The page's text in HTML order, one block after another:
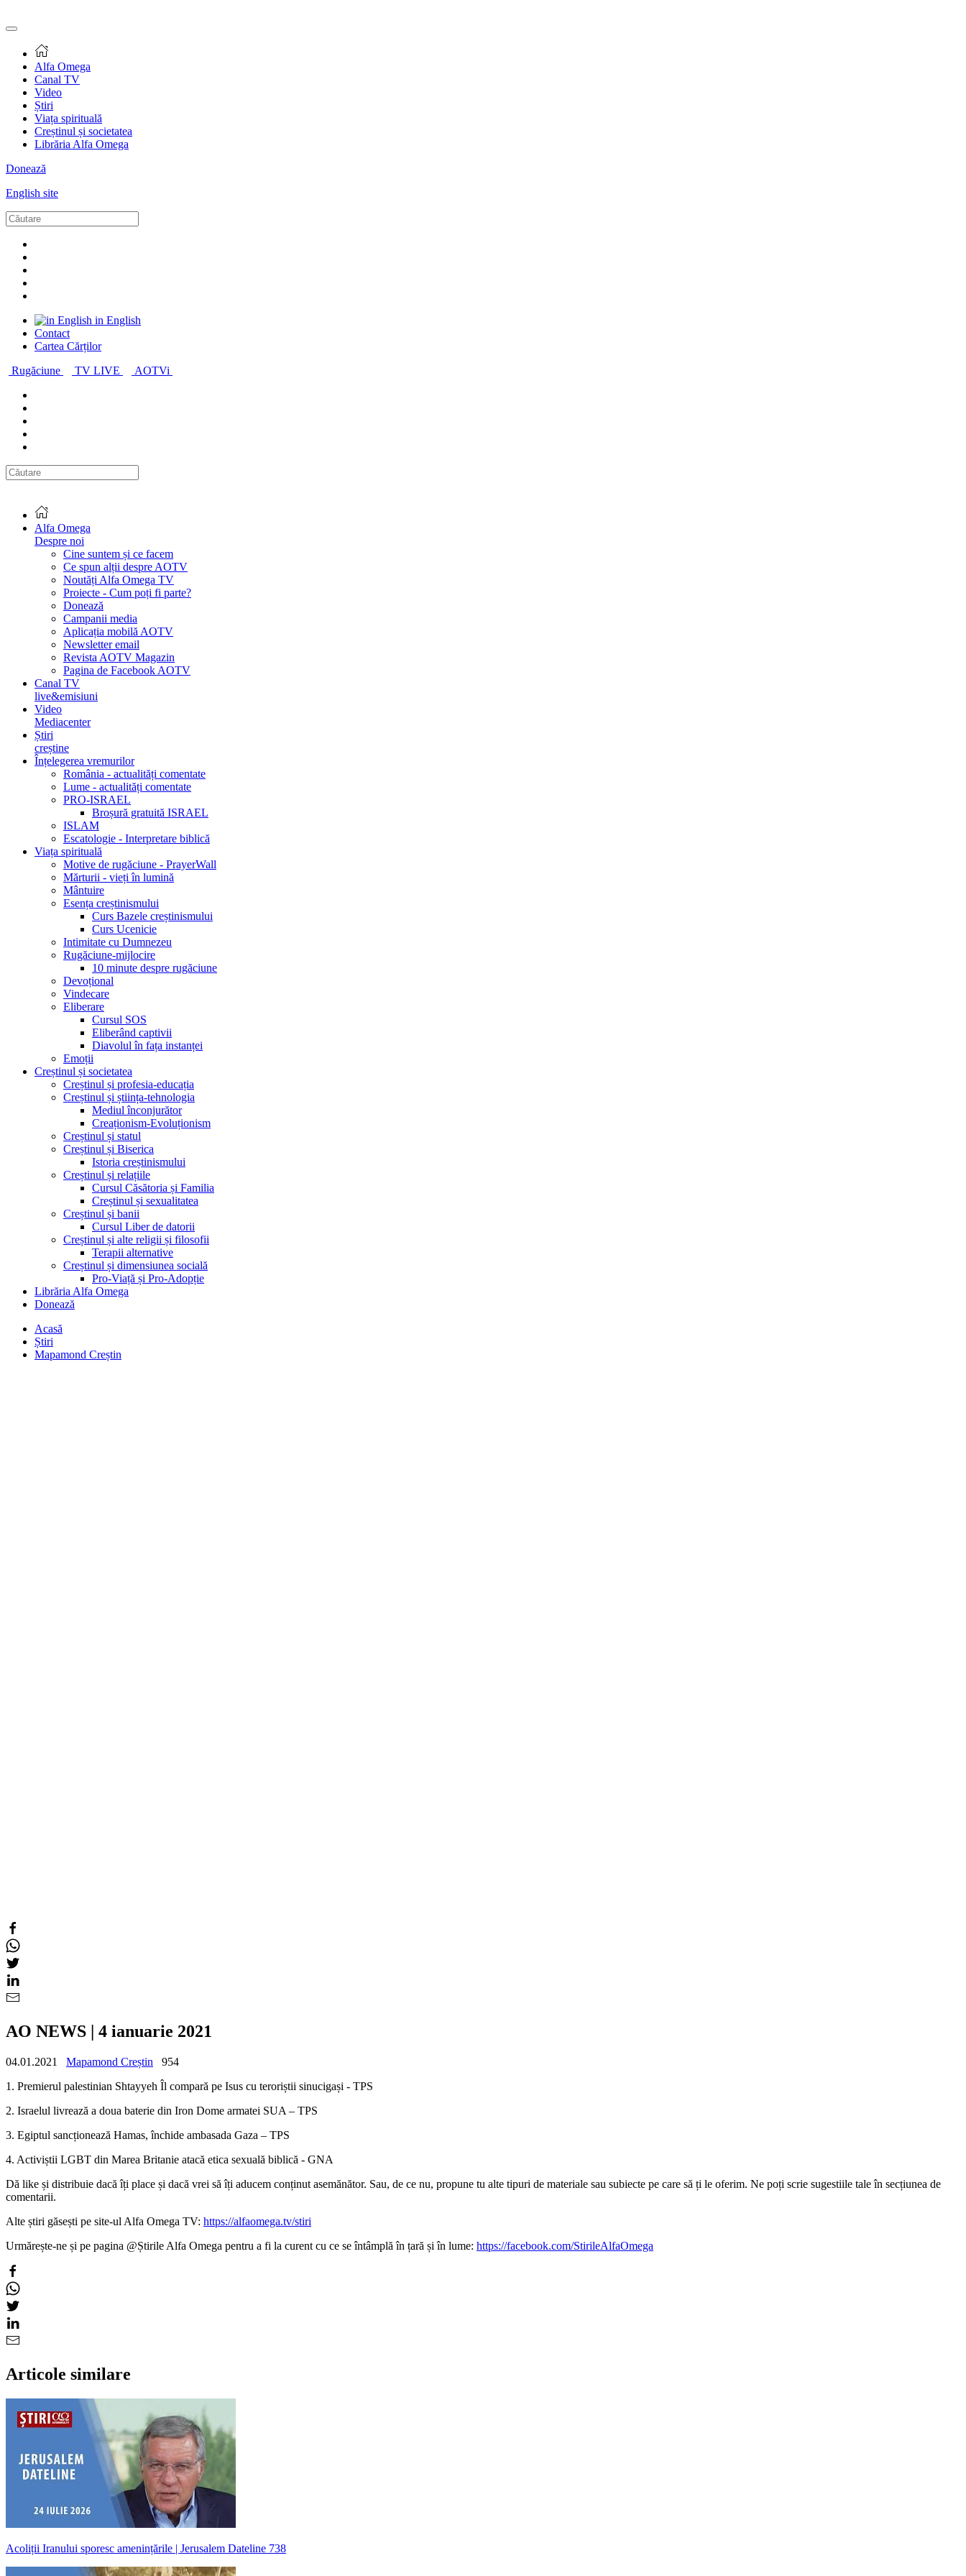
Alfa Omega
Canal TV
Video
Știri
Viața spirituală
Creștinul și societatea
Librăria Alfa Omega
Donează
English site
in English
Contact
Cartea Cărților
Rugăciune
TV LIVE AOTVi
Alfa Omega
Despre noi
Cine suntem și ce facem
Ce spun alții despre AOTV
Noutăți Alfa Omega TV
Proiecte - Cum poți fi parte?
Donează
Campanii media
Aplicația mobilă AOTV
Newsletter email
Revista AOTV Magazin
Pagina de Facebook AOTV
Canal TV
live&emisiuni
Video
Mediacenter
Știri
creștine
Înțelegerea vremurilor
România - actualități comentate
Lume - actualități comentate
PRO-ISRAEL
Broșură gratuită ISRAEL
ISLAM
Escatologie - Interpretare biblică
Viața spirituală
Motive de rugăciune - PrayerWall
Mărturii - vieți în lumină
Mântuire
Esența creștinismului
Curs Bazele creștinismului
Curs Ucenicie
Intimitate cu Dumnezeu
Rugăciune-mijlocire
10 minute despre rugăciune
Devoțional
Vindecare
Eliberare
Cursul SOS
Eliberând captivii
Diavolul în fața instanței
Emoții
Creștinul și societatea
Creștinul și profesia-educația
Creștinul și știința-tehnologia
Mediul înconjurător
Creaționism-Evoluționism
Creștinul și statul
Creștinul și Biserica
Istoria creștinismului
Creștinul și relațiile
Cursul Căsătoria și Familia
Creștinul și sexualitatea
Creștinul și banii
Cursul Liber de datorii
Creștinul și alte religii și filosofii
Terapii alternative
Creștinul și dimensiunea socială
Pro-Viață și Pro-Adopție
Librăria Alfa Omega
Donează
Acasă
Știri
Mapamond Creștin
AO NEWS | 4 ianuarie 2021
04.01.2021 Mapamond Creștin
954
1. Premierul palestinian Shtayyeh Îl compară pe Isus cu teroriștii sinucigași - TPS
2. Israelul livrează a doua baterie din Iron Dome armatei SUA – TPS
3. Egiptul sancționează Hamas, închide ambasada Gaza – TPS
4. Activiștii LGBT din Marea Britanie atacă etica sexuală biblică - GNA
Dă like și distribuie dacă îți place și dacă vrei să îți aducem conținut asemănător. Sau, de ce nu, propune tu alte tipuri de materiale sau subiecte pe care să ți le oferim. Ne poți scrie sugestiile tale în secțiunea de
comentarii.
Alte știri găsești pe site-ul Alfa Omega TV: https://alfaomega.tv/stiri
Urmărește-ne și pe pagina @Știrile Alfa Omega pentru a fi la curent cu ce se întâmplă în țară și în lume: https://facebook.com/StirileAlfaOmega
Articole similare
Acoliții Iranului sporesc amenințările | Jerusalem Dateline 738